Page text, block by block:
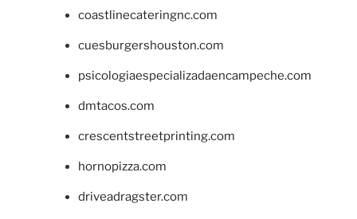
coastlinecateringnc.com
cuesburgershouston.com
psicologiaespecializadaencampeche.com
dmtacos.com
crescentstreetprinting.com
hornopizza.com
driveadragster.com